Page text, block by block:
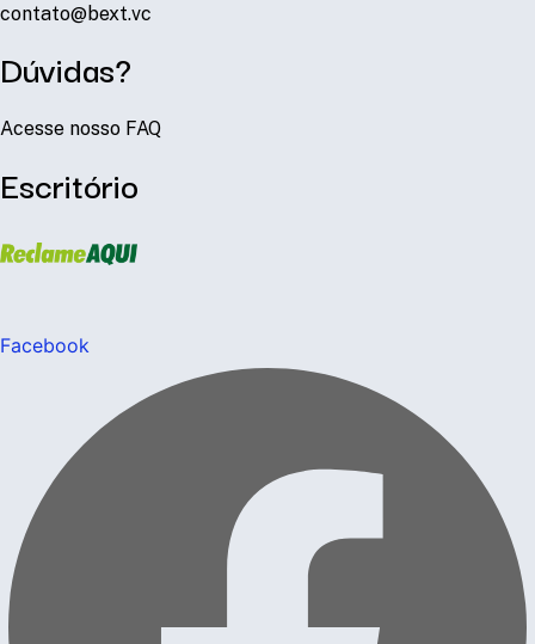
contato@bext.vc
Dúvidas?
Acesse nosso FAQ
Escritório
Facebook